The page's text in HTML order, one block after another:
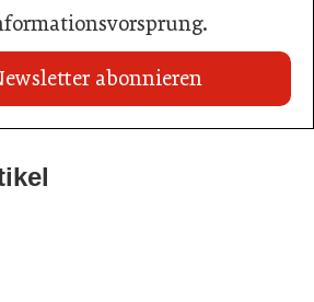
abonnieren
2026: Beste Tourismus-Idee